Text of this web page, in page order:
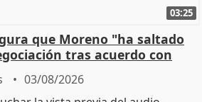
03:25
que Moreno "ha saltado
tras acuerdo con
03/08/2026